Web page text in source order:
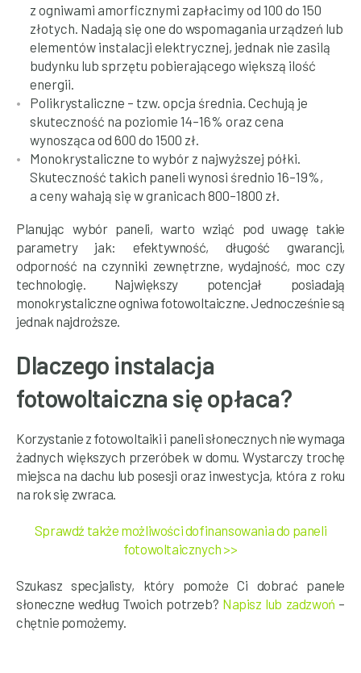
z ogniwami amorficznymi zapłacimy od 100 do 150
złotych. Nadają się one do wspomagania urządzeń lub
elementów instalacji elektrycznej, jednak nie zasilą
budynku lub sprzętu pobierającego większą ilość
energii.
Polikrystaliczne – tzw. opcja średnia. Cechują je
skuteczność na poziomie 14–16% oraz cena
wynosząca od 600 do 1500 zł.
Monokrystaliczne to wybór z najwyższej półki.
Skuteczność takich paneli wynosi średnio 16–19%,
a ceny wahają się w granicach 800–1800 zł.
Planując wybór paneli, warto wziąć pod uwagę takie
parametry jak: efektywność, długość gwarancji,
odporność na czynniki zewnętrzne, wydajność, moc czy
technologię. Największy potencjał posiadają
monokrystaliczne ogniwa fotowoltaiczne. Jednocześnie są
jednak najdroższe.
Dlaczego instalacja
fotowoltaiczna się opłaca?
Korzystanie z fotowoltaiki i paneli słonecznych nie wymaga
żadnych większych przeróbek w domu. Wystarczy trochę
miejsca na dachu lub posesji oraz inwestycja, która z roku
na rok się zwraca.
Sprawdź także możliwości dofinansowania do paneli
fotowoltaicznych >>
Szukasz specjalisty, który pomoże Ci dobrać panele
słoneczne według Twoich potrzeb? Napisz lub zadzwoń –
chętnie pomożemy.